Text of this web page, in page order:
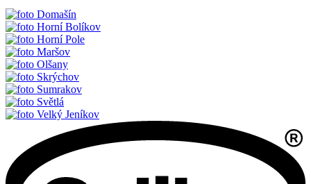
Domašín
Horní Bolíkov
Horní Pole
Maršov
Olšany
Skrýchov
Sumrakov
Světlá
Velký Jeníkov